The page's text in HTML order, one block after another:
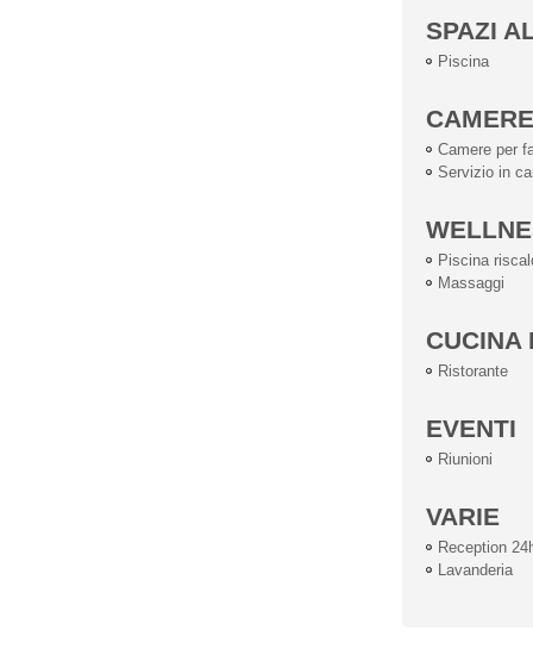
SPAZI
Piscina
CAMERE
Camere per
Servizio in
Piscina
Massaggi
CUCINA
Ristorante
EVENTI
Riunioni
VARIE
Reception
Lavanderia